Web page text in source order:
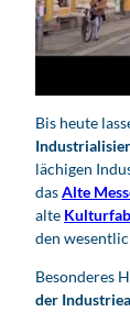
Bis heute
lächigen
dasAlte
alte
den
Besonderes
der